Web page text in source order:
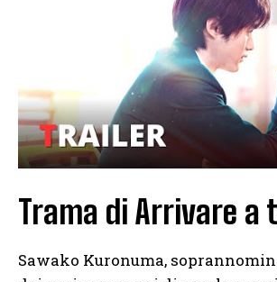
Trama di Arrivare a
Sawako Kuronuma,